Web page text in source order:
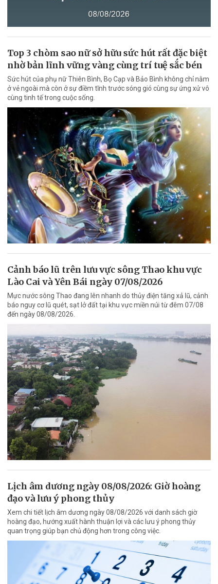
Top 3 chòm sao nữ sở hữu sức hút rất đặc biệt
nhờ bản lĩnh vững vàng cùng trí tuệ sắc bén
Sức hút của phụ nữ Thiên Bình, Bọ Cạp và Bảo Bình không chỉ nằm
ở vẻ ngoài mà còn ở sự điềm tĩnh trước sóng gió cùng sự ứng xử vô
cùng tinh tế trong cuộc sống.
Cảnh báo lũ trên lưu vực sông Thao khu vực
Lào Cai và Yên Bái ngày 07/08/2026
Mực nước sông Thao đang lên nhanh do thủy điện tăng xả lũ, cảnh
báo nguy cơ lũ quét, sạt lở đất tại khu vực miền núi từ đêm 07/08
đến ngày 08/08/2026.
Lịch âm dương ngày 08/08/2026: Giờ hoàng
đạo và lưu ý phong thủy
Xem chi tiết lịch âm dương ngày 08/08/2026 với danh sách giờ
hoàng đạo, hướng xuất hành thuận lợi và các lưu ý phong thủy
quan trọng giúp bạn chủ động hơn trong công việc.